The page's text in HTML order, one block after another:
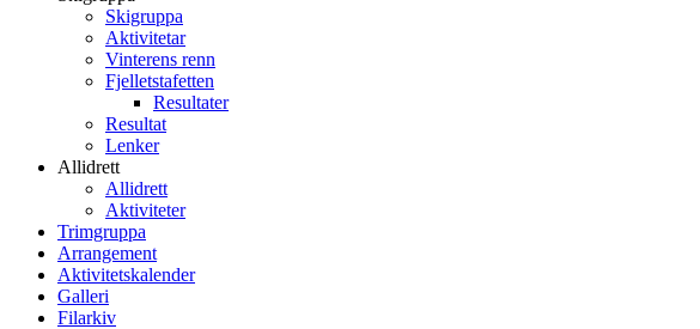
Skigruppa
Aktivitetar
Vinterens renn
Fjelletstafetten
Resultater
Resultat
Lenker
Allidrett
Allidrett
Aktiviteter
Trimgruppa
Arrangement
Aktivitetskalender
Galleri
Filarkiv